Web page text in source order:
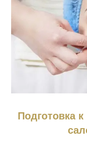
Подготовка